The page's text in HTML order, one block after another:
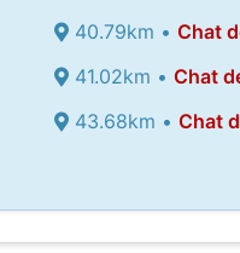
40.79km •Chat
41.02km •Chat
43.68km •Chat